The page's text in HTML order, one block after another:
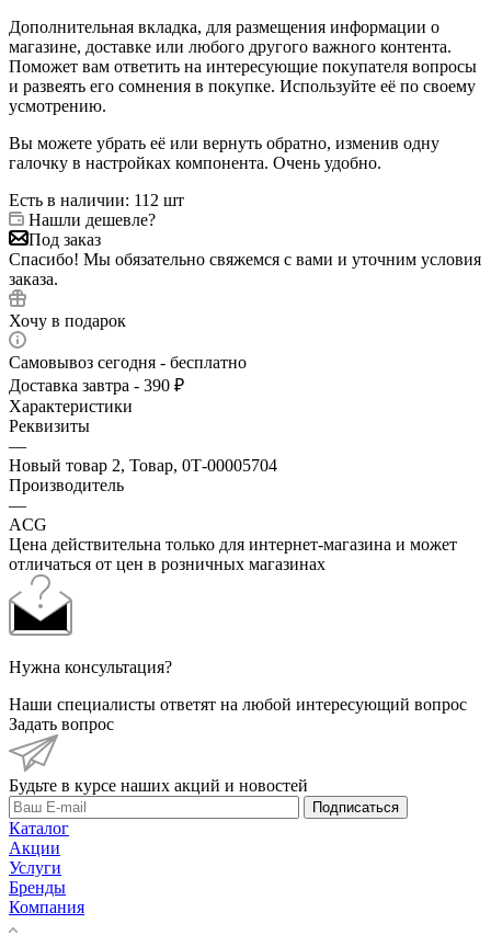
Дополнительная вкладка, для размещения информации о
магазине, доставке или любого другого важного контента.
Поможет вам ответить на интересующие покупателя вопросы
и развеять его сомнения в покупке. Используйте её по своему
усмотрению.
Вы можете убрать её или вернуть обратно, изменив одну
галочку в настройках компонента. Очень удобно.
Есть в наличии: 112 шт
Нашли дешевле?
Под заказ
Спасибо! Мы обязательно свяжемся с вами и уточним условия
заказа.
Хочу в подарок
Самовывоз сегодня - бесплатно
Доставка завтра - 390 ₽
Характеристики
Реквизиты
—
Новый товар 2, Товар, 0Т-00005704
Производитель
—
ACG
Цена действительна только для интернет-магазина и может
отличаться от цен в розничных магазинах
Нужна консультация?
Наши специалисты ответят на любой интересующий вопрос
Задать вопрос
Будьте в курсе наших акций и новостей
Подписаться
Каталог
Акции
Услуги
Бренды
Компания